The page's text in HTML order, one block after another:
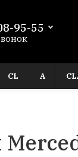
95-55
CL A